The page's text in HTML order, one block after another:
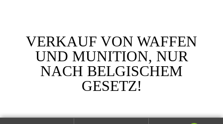
VERKAUF VON WAFFEN
UND MUNITION, NUR
NACH BELGISCHEM
GESETZ!